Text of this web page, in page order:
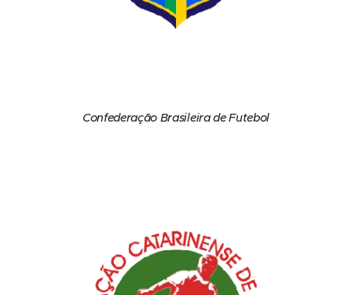
Confederação Brasileira de Futebol